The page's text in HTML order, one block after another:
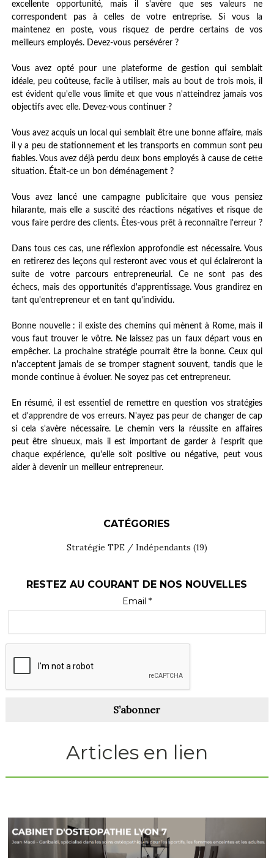
excellente opportunité, mais il s'avère que ses valeurs ne
correspondent pas à celles de votre entreprise. Si vous la
maintenez en poste, vous risquez de perdre certains de vos
meilleurs employés. Devez-vous persévérer ?
Vous avez opté pour une plateforme de gestion qui semblait
idéale, peu coûteuse, facile à utiliser, mais au bout de trois mois, il
est évident qu'elle vous limite et que vous n'atteindrez jamais vos
objectifs avec elle. Devez-vous continuer ?
Vous avez acquis un local qui semblait être une bonne affaire, mais
il y a peu de stationnement et les transports en commun sont peu
fiables. Vous avez déjà perdu deux bons employés à cause de cette
situation. Était-ce un bon déménagement ?
Vous avez lancé une campagne publicitaire que vous pensiez
hilarante, mais elle a suscité des réactions négatives et risque de
vous faire perdre des clients. Êtes-vous prêt à reconnaître l'erreur ?
Dans tous ces cas, une réflexion approfondie est nécessaire. Vous
en retirerez des leçons qui resteront avec vous et qui éclaireront la
suite de votre parcours entrepreneurial. Ce ne sont pas des
échecs, mais des opportunités d'apprentissage. Vous grandirez en
tant qu'entrepreneur et en tant qu'individu.
Bonne nouvelle : il existe des chemins qui mènent à Rome, mais il
vous faut trouver le vôtre. Ne laissez pas un faux départ vous en
empêcher. La prochaine stratégie pourrait être la bonne. Ceux qui
n'acceptent jamais de se tromper stagnent souvent, tandis que le
monde continue à évoluer. Ne soyez pas cet entrepreneur.
En résumé, il est essentiel de remettre en question vos stratégies
et d'apprendre de vos erreurs. N'ayez pas peur de changer de cap
si cela s'avère nécessaire. Le chemin vers la réussite en affaires
peut être sinueux, mais il est important de garder à l'esprit que
chaque expérience, qu'elle soit positive ou négative, peut vous
aider à devenir un meilleur entrepreneur.
CATÉGORIES
Stratégie TPE / Indépendants (19)
RESTEZ AU COURANT DE NOS NOUVELLES
Email *
S’abonner
Articles en lien